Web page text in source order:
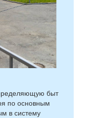
быт
по основным
в систему